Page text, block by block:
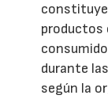
constituye
productos
durante
según la